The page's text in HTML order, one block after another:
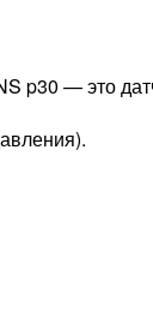
p30 — это